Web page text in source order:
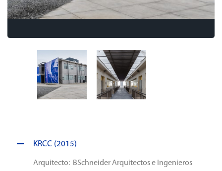
KRCC (2015)
Arquitecto: BSchneider Arquitectos e Ingenieros